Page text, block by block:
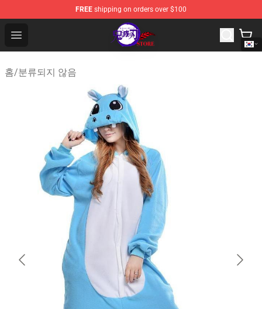
FREE shipping on orders over $100
Open menu
Kimetsu no Yaiba Store - Official Kimetsu no Yaiba
홈/분류되지 않음